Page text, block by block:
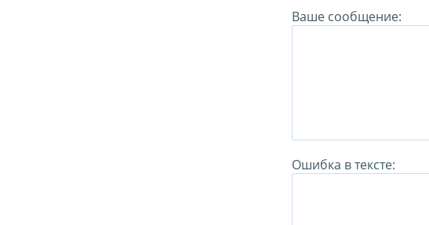
Ваше сообщение:
Ошибка в тексте: